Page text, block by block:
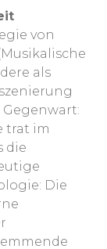
von
als
trat im
die
Die